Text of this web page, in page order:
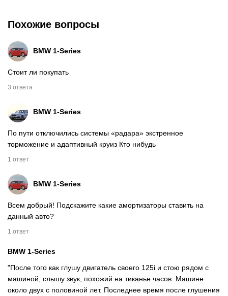
Похожие вопросы
BMW 1-Series
Стоит ли покупать
3 ответа
BMW 1-Series
По пути отключились системы «радара» экстренное
торможение и адаптивный круиз Кто нибудь
1 ответ
BMW 1-Series
Всем добрый! Подскажите какие амортизаторы ставить на
данный авто?
1 ответ
BMW 1-Series
"После того как глушу двигатель своего 125i и стою рядом с
машиной, слышу звук, похожий на тиканье часов. Машине
около двух с половиной лет. Последнее время после глушения